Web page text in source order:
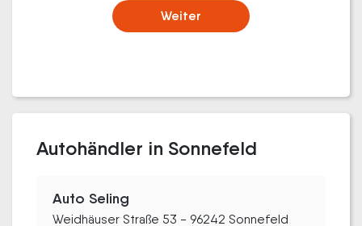
Weiter
Autohändler in Sonnefeld
Auto Seling
Weidhäuser Straße 53 - 96242 Sonnefeld